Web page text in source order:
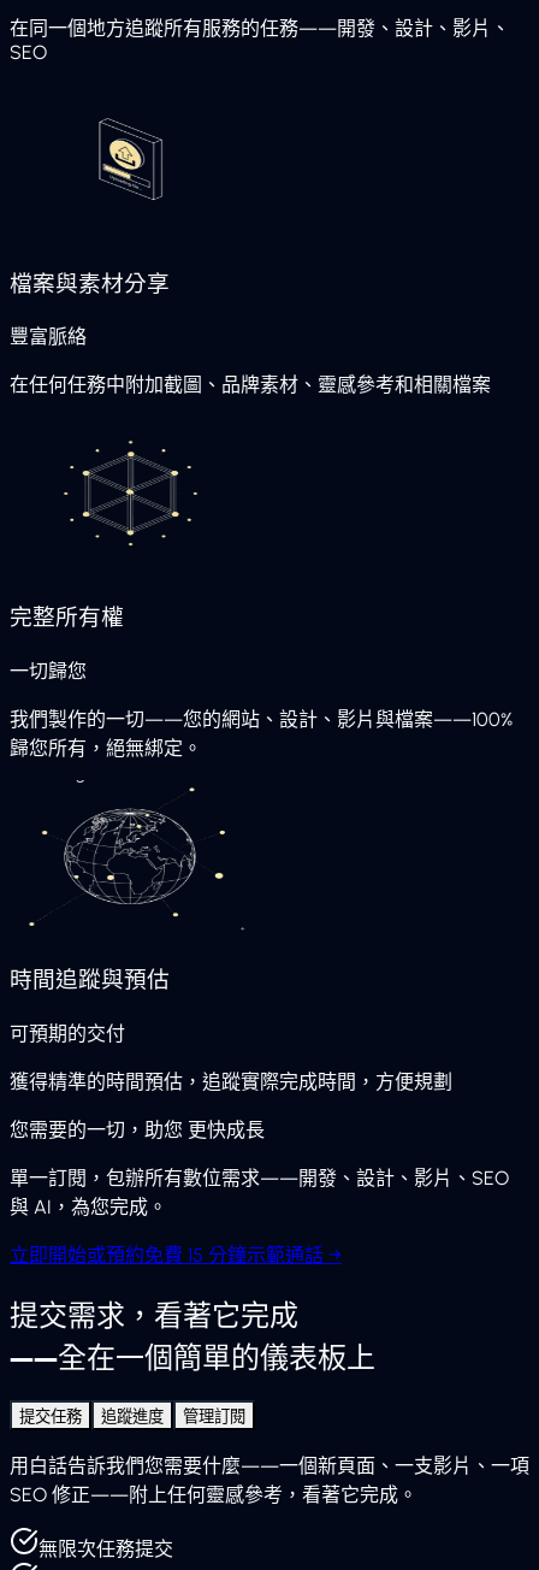
在同一個地方追蹤所有服務的任務——開發、設計、影片、
SEO
檔案與素材分享
豐富脈絡
在任何任務中附加截圖、品牌素材、靈感參考和相關檔案
完整所有權
一切歸您
我們製作的一切——您的網站、設計、影片與檔案——100%
歸您所有，絕無綁定。
時間追蹤與預估
可預期的交付
獲得精準的時間預估，追蹤實際完成時間，方便規劃
您需要的一切，助您 更快成長
單一訂閱，包辦所有數位需求——開發、設計、影片、SEO
與 AI，為您完成。
立即開始或預約免費 15 分鐘示範通話 →
提交需求，看著它完成
——全在一個簡單的儀表板上
提交任務 追蹤進度 管理訂閱
用白話告訴我們您需要什麼——一個新頁面、一支影片、一項
SEO 修正——附上任何靈感參考，看著它完成。
無限次任務提交